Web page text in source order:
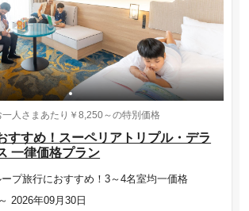
人さまあたり￥8,250～の特別価格
すすめ！スーペリアトリプル・デラ
一律価格プラン
プ旅行におすすめ！3～4名室均一価格
2026年09月30日